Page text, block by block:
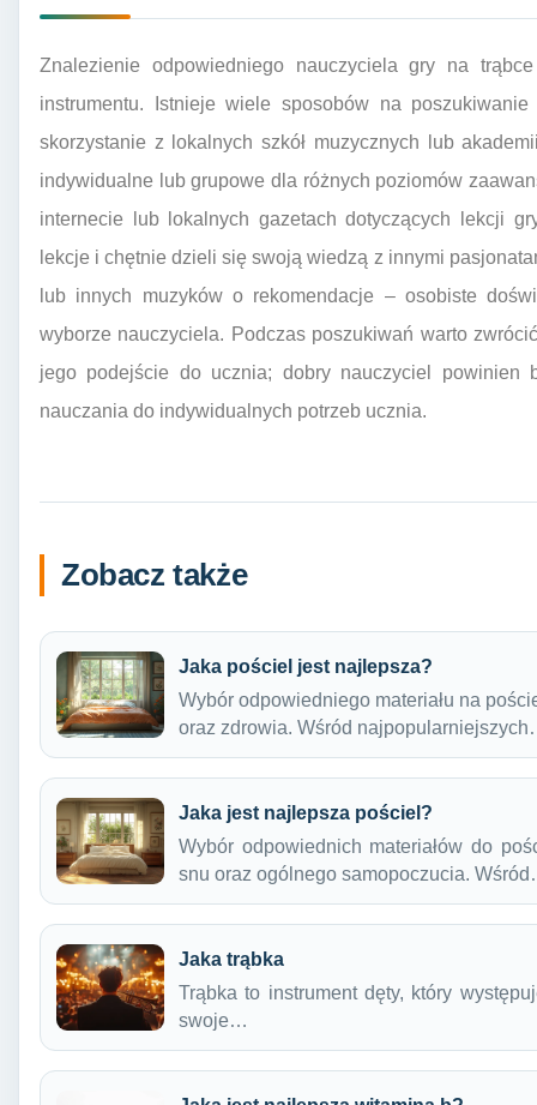
Znalezienie odpowiedniego nauczyciela gry na
instrumentu. Istnieje wiele sposobów na
skorzystanie z lokalnych szkół muzycznych lub
indywidualne lub grupowe dla różnych poziomów
internecie lub lokalnych gazetach dotyczących lekcji
lekcje i chętnie dzieli się swoją wiedzą z innymi
lub innych muzyków o rekomendacje – osobiste
wyborze nauczyciela. Podczas poszukiwań warto
jego podejście do ucznia; dobry nauczyciel powinien
nauczania do indywidualnych potrzeb ucznia.
Zobacz także
Jaka pościel jest najlepsza?
Wybór odpowiedniego materiału na
oraz zdrowia. Wśród
Jaka jest najlepsza pościel?
Wybór odpowiednich materiałów do
snu oraz ogólnego samopoczucia.
Jaka trąbka
Trąbka to instrument dęty, który
swoje…